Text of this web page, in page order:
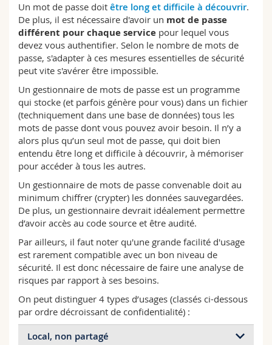
Formation continue
Lettres et sciences humaines
Sciences de l'éducation et de la formation
Interfacultaire
Médias
Chercheurs
Doctorants
Plan d'accès
Bibliothèques
Programme des cours
MyUnifr
Un mot de passe doit être long et difficile à découvrir.
De plus, il est nécessaire d'avoir un mot de passe
différent pour chaque service pour lequel vous
devez vous authentifier. Selon le nombre de mots de
passe, s'adapter à ces mesures essentielles de sécurité
peut vite s'avérer être impossible.
Un gestionnaire de mots de passe est un programme
qui stocke (et parfois génère pour vous) dans un fichier
(techniquement dans une base de données) tous les
mots de passe dont vous pouvez avoir besoin. Il n’y a
alors plus qu’un seul mot de passe, qui doit bien
entendu être long et difficile à découvrir, à mémoriser
pour accéder à tous les autres.
Un gestionnaire de mots de passe convenable doit au
minimum chiffrer (crypter) les données sauvegardées.
De plus, un gestionnaire devrait idéalement permettre
d’avoir accès au code source et être audité.
Par ailleurs, il faut noter qu'une grande facilité d'usage
est rarement compatible avec un bon niveau de
sécurité. Il est donc nécessaire de faire une analyse de
risques par rapport à ses besoins.
On peut distinguer 4 types d’usages (classés ci-dessous
par ordre décroissant de confidentialité) :
Local, non partagé